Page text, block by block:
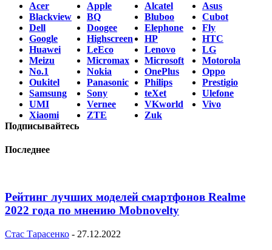
Acer Apple Alcatel
Asus
Blackview
BQ Bluboo
Cubot
Dell
Doogee Elephone
Fly
Google
Highscreen HP
HTC
Huawei
LeEco Lenovo
LG
Meizu
Micromax Microsoft
Motorola
No.1
Nokia OnePlus
Oppo
Oukitel
Panasonic Philips
Prestigio
Samsung
Sony teXet
Ulefone
UMI
Vernee VKworld
Vivo
Xiaomi
ZTE
Zuk
Подписывайтесь
Последнее
Рейтинг лучших моделей смартфонов Realme
2022 года по мнению Mobnovelty
Стас Тарасенко - 27.12.2022